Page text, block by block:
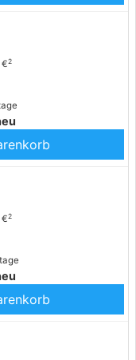
€2
€2